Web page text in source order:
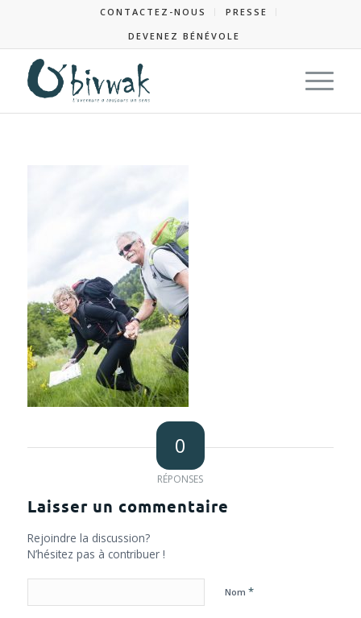
CONTACTEZ-NOUS
PRESSE
DEVENEZ BÉNÉVOLE
0
RÉPONSES
Laisser un commentaire
Rejoindre la discussion?
N’hésitez pas à contribuer !
Nom *